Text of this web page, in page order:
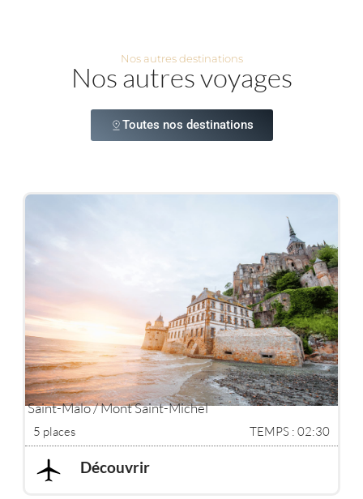
Nos autres destinations
Nos autres voyages
Toutes nos destinations
Saint-Malo / Mont Saint-Michel
5 places TEMPS : 02:30
Découvrir